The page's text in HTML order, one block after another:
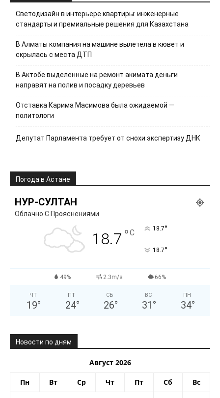
Светодизайн в интерьере квартиры: инженерные
стандарты и премиальные решения для Казахстана
В Алматы компания на машине вылетела в кювет и
скрылась с места ДТП
В Актобе выделенные на ремонт акимата деньги
направят на полив и посадку деревьев
Отставка Карима Масимова была ожидаемой —
политологи
Депутат Парламента требует от снохи экспертизу ДНК
Погода в Астане
НУР-СУЛТАН
Облачно С Прояснениями
18.7 °C 18.7°
18.7°
49% 2.3m/s 66%
ЧТ
19°
ПТ
24°
СБ
26°
ВС
31 °
ПН
34°
Новости по дням
Август 2026
Пн Вт Ср Чт Пт Сб Вс